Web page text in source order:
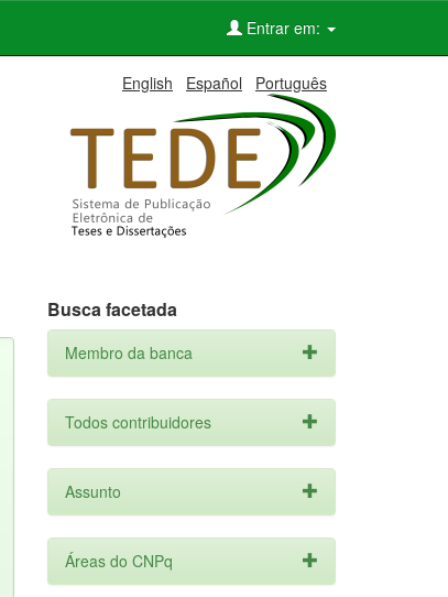
Entrar em:
English Español Português
Busca facetada
Membro da banca
Todos contribuidores
Assunto
Áreas do CNPq